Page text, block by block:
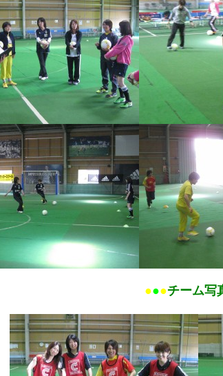
●●●チーム写